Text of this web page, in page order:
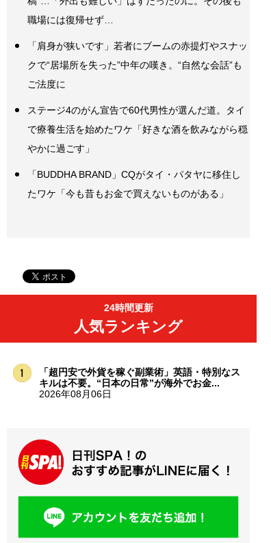
職場には復帰せず…
「肩身が狭いです」若者にブームの赤提灯やスナッ
クで“居場所を失った”中年の嘆き。“自然な会話”も
ご法度に
ステージ4のがん宣告で60代男性が選んだ道。タイ
で療養生活を始めたワケ「好きな酒を飲みながら穏
やかに過ごす」
「BUDDHA BRAND」CQがタイ・パタヤに移住し
たワケ「今も昔もお金で買えないものがある」
24時間更新
人気ランキング
「超円安で外貨を稼ぐ副業術」英語・特別なス
キルは不要。“日本の日常”が海外でお金...
2026年08月06日